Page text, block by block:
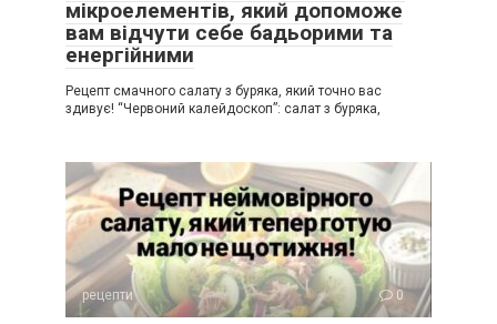
мікроелементів, який допоможе
вам відчути себе бадьорими та
енергійними
Рецепт смачного салату з буряка, який точно вас
здивує! “Червоний калейдоскоп”: салат з буряка,
рецепти 0